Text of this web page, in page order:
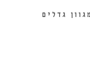
גדלים